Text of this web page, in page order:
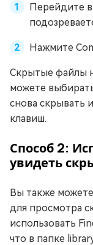
Перейдите в
Нажмите
Скрытые файлы
можете
снова скрывать
клавиш.
Способ 2:
увидеть
Вы также
для просмотра
использовать
что в папке